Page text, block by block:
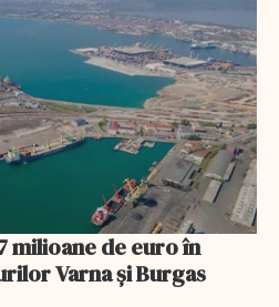
milioane de euro în
Varna și Burgas